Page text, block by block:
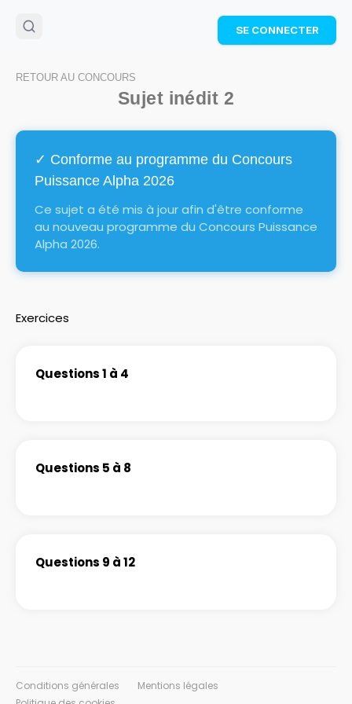
🌴Cahier de vacances offert
: révise les maths cet
Télécharge ton PDF gratuit et progresse avec des
SE CONNECTER
RETOUR AU CONCOURS
Sujet inédit 2
✓ Conforme au programme du Concours
Puissance Alpha 2026
Ce sujet a été mis à jour afin d'être conforme
au nouveau programme du Concours Puissance
Alpha 2026.
Exercices
Questions 1 à 4
Questions 5 à 8
Questions 9 à 12
Conditions générales
Mentions légales